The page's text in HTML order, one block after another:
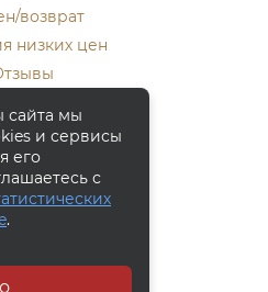
возврат
низких цен
Кулакова 20, к.1.
133-50-10
звонок
сайта мы
и сервисы
его
с
.